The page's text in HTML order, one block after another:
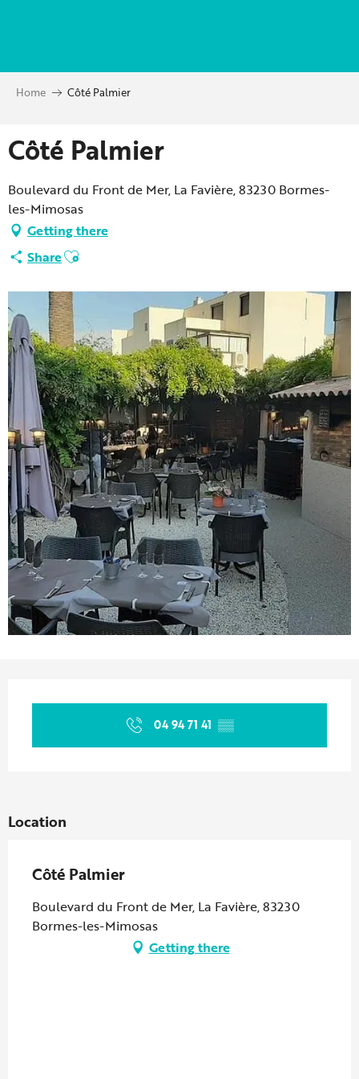
principal
Home Côté Palmier
Côté Palmier
Boulevard du Front de Mer, La Favière, 83230 Bormes-
les-Mimosas
Getting there
ShareAjouter aux favoris
04 94 71 41 ▒▒
Location
Côté Palmier
Boulevard du Front de Mer, La Favière, 83230
Bormes-les-Mimosas
Getting there